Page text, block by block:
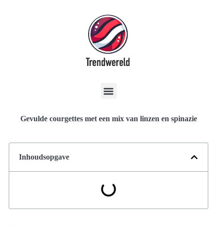
Gevulde courgettes met een mix van linzen en spinazie
Inhoudsopgave